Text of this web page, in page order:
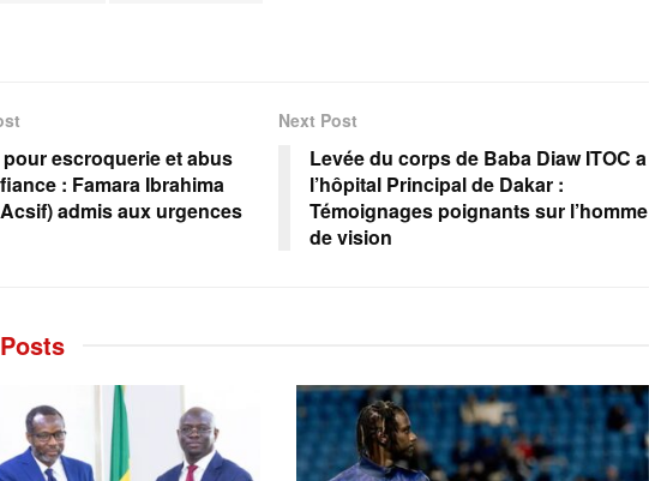
escroquerie et abus
: Famara Ibrahima
admis aux urgences
Next Post
Levée du corps de Baba Diaw ITOC a
l’hôpital Principal de Dakar :
Témoignages poignants sur l’homme
de vision